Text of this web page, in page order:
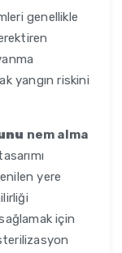
genellikle
yangın riskini
nem alma
yere
için